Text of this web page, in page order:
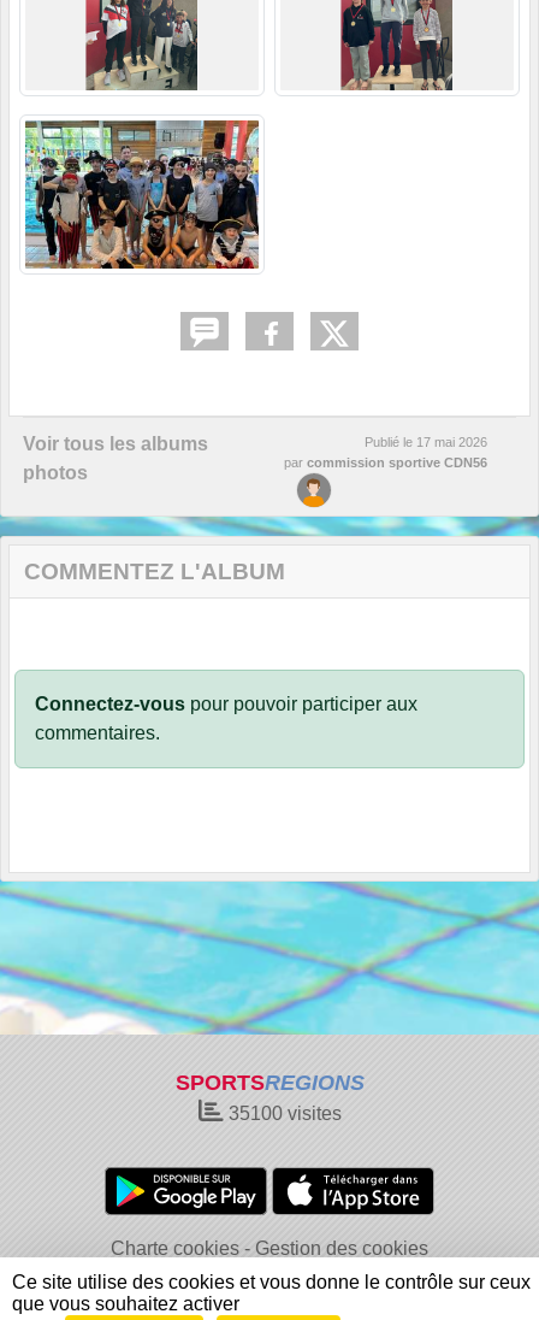
Voir tous les albums
photos
Publié le 17 mai 2026
par commission sportive CDN56
COMMENTEZ L'ALBUM
Connectez-vous pour pouvoir participer aux
commentaires.
SPORTSREGIONS
35100visites
Charte cookies
Gestion des cookies
Informations légales
Signaler un contenu inapproprié
Ce site utilise des cookies et vous donne le contrôle sur ceux
que vous souhaitez activer